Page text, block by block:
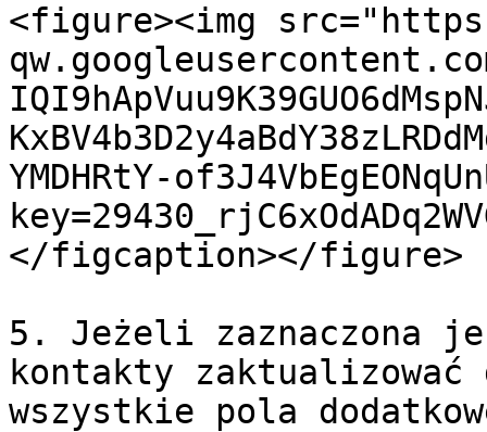
<figure><img
YMDHRtY-
</figcaption></figure>
5. Jeżeli zaznaczona
kontakty
wszystkie pola